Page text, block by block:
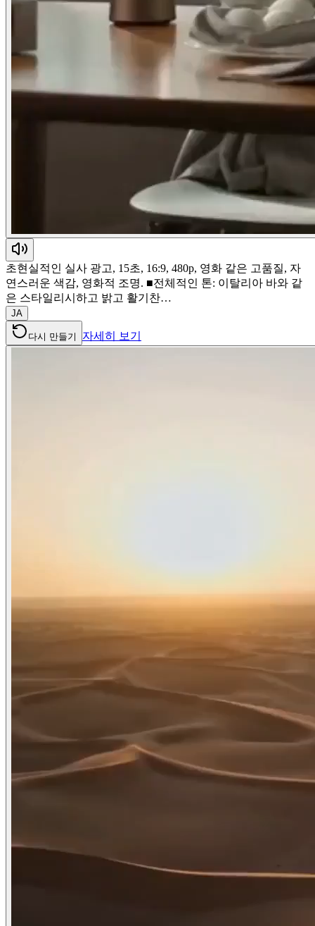
초현실적인 실사 광고, 15초, 16:9, 480p, 영화 같은 고품질, 자
연스러운 색감, 영화적 조명. ■전체적인 톤: 이탈리아 바와 같
은 스타일리시하고 밝고 활기찬…
JA
다시 만들기 자세히 보기